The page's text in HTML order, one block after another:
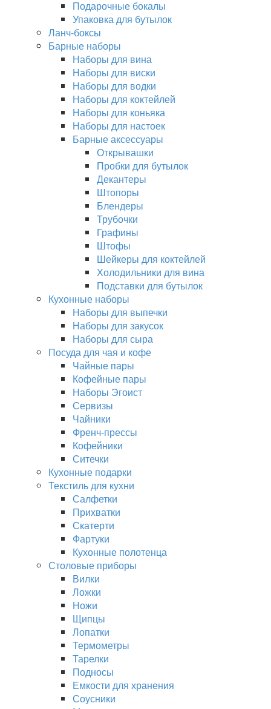
Подарочные бокалы
Упаковка для бутылок
Ланч-боксы
Барные наборы
Наборы для вина
Наборы для виски
Наборы для водки
Наборы для коктейлей
Наборы для коньяка
Наборы для настоек
Барные аксессуары
Открывашки
Пробки для бутылок
Декантеры
Штопоры
Блендеры
Трубочки
Графины
Штофы
Шейкеры для коктейлей
Холодильники для вина
Подставки для бутылок
Кухонные наборы
Наборы для выпечки
Наборы для закусок
Наборы для сыра
Посуда для чая и кофе
Чайные пары
Кофейные пары
Наборы Эгоист
Сервизы
Чайники
Френч-прессы
Кофейники
Ситечки
Кухонные подарки
Текстиль для кухни
Салфетки
Прихватки
Скатерти
Фартуки
Кухонные полотенца
Столовые приборы
Вилки
Ложки
Ножи
Щипцы
Лопатки
Термометры
Тарелки
Подносы
Емкости для хранения
Соусники